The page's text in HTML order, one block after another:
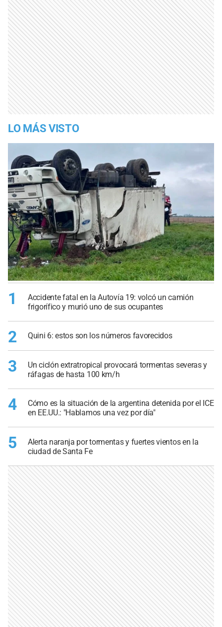
LO MÁS VISTO
1
Accidente fatal en la Autovía 19: volcó un camión
frigorífico y murió uno de sus ocupantes
2 Quini 6: estos son los números favorecidos
3
Un ciclón extratropical provocará tormentas severas y
ráfagas de hasta 100 km/h
4
Cómo es la situación de la argentina detenida por el ICE
en EE.UU.: "Hablamos una vez por día"
5
Alerta naranja por tormentas y fuertes vientos en la
ciudad de Santa Fe